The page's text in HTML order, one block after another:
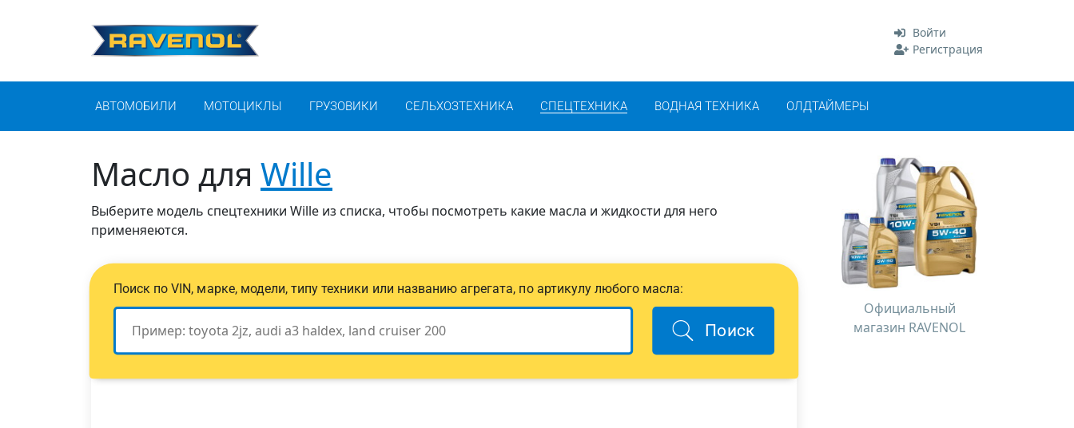
Войти
Регистрация
АВТОМОБИЛИ МОТОЦИКЛЫ ГРУЗОВИКИ СЕЛЬХОЗТЕХНИКА СПЕЦТЕХНИКА ВОДНАЯ ТЕХНИКА ОЛДТАЙМЕРЫ
Масло для Wille
Выберите модель спецтехники Wille из списка, чтобы посмотреть какие масла и жидкости для него
применяеются.
Поиск по VIN, марке, модели, типу техники или названию агрегата, по артикулу любого масла:
Поиск
Официальный
магазин RAVENOL